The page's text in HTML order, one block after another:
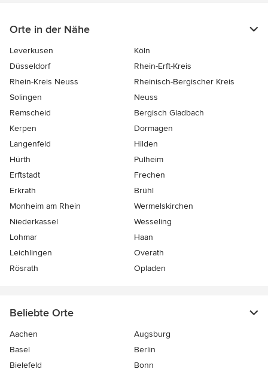
Orte in der Nähe
Leverkusen
Köln
Düsseldorf
Rhein-Erft-Kreis
Rhein-Kreis Neuss
Rheinisch-Bergischer Kreis
Solingen
Neuss
Remscheid
Bergisch Gladbach
Kerpen
Dormagen
Langenfeld
Hilden
Hürth
Pulheim
Erftstadt
Frechen
Erkrath
Brühl
Monheim am Rhein
Wermelskirchen
Niederkassel
Wesseling
Lohmar
Haan
Leichlingen
Overath
Rösrath
Opladen
Beliebte Orte
Aachen
Augsburg
Basel
Berlin
Bielefeld
Bonn